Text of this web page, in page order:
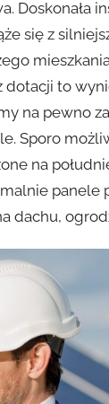
Doskonała
się z
dotacji to
na pewno
Sporo
na
panele
dachu,